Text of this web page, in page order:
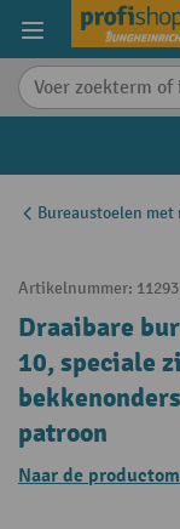
content
Bureaustoelen
Artikelnummer:
Draaibare
10, speciale
patroon
Naar de